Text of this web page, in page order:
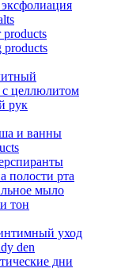
products
products
с целлюлитом
рук
и ванны
полости рта
мыло
тон
уход
den
дни